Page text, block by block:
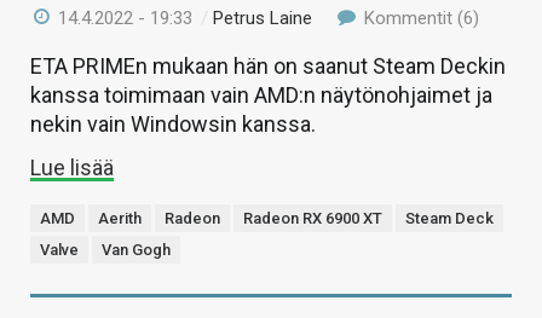
14.4.2022 - 19:33 /Petrus Laine Kommentit (6)
ETA PRIMEn mukaan hän on saanut Steam Deckin
kanssa toimimaan vain AMD:n näytönohjaimet ja
nekin vain Windowsin kanssa.
Lue lisää
AMD Aerith Radeon Radeon RX 6900 XT
Steam Deck
Valve
Van Gogh